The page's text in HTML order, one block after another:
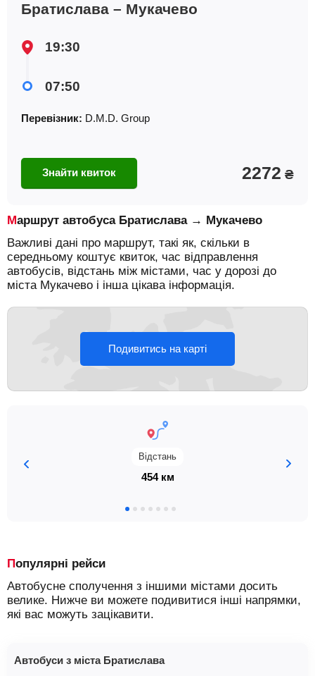
Братислава – Мукачево
19:30
07:50
Перевізник: D.M.D. Group
Знайти квиток 2272 ₴
Маршрут автобуса Братислава → Мукачево
Важливі дані про маршрут, такі як, скільки в
середньому коштує квиток, час відправлення
автобусів, відстань між містами, час у дорозі до
міста Мукачево і інша цікава інформація.
Подивитись на карті
Відстань
454 км
Популярні рейси
Автобусне сполучення з іншими містами досить
велике. Нижче ви можете подивитися інші напрямки,
які вас можуть зацікавити.
Автобуси з міста Братислава